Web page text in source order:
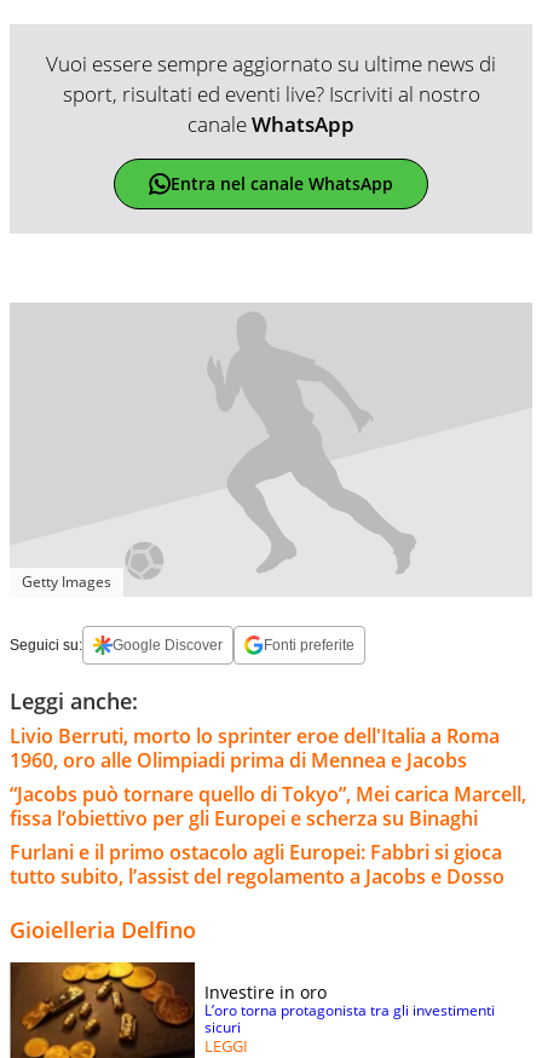
Vuoi essere sempre aggiornato su ultime news di
sport, risultati ed eventi live? Iscriviti al nostro
canaleWhatsApp
Entra nel canale WhatsApp
Getty Images
Seguici su: Google Discover Fonti preferite
Leggi anche:
Livio Berruti, morto lo sprinter eroe dell'Italia a Roma
1960, oro alle Olimpiadi prima di Mennea e Jacobs
“Jacobs può tornare quello di Tokyo”, Mei carica Marcell,
fissa l’obiettivo per gli Europei e scherza su Binaghi
Furlani e il primo ostacolo agli Europei: Fabbri si gioca
tutto subito, l’assist del regolamento a Jacobs e Dosso
Gioielleria Delfino
Investire in oro
L’oro torna protagonista tra gli investimenti
sicuri
LEGGI